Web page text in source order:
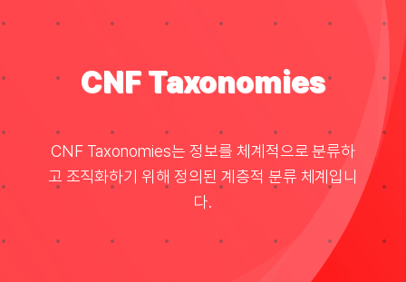
Resource
블로그
CNF Taxonomies
CNF Taxonomies는 정보를 체계적으로 분류하
고 조직화하기 위해 정의된 계층적 분류 체계입니
다.